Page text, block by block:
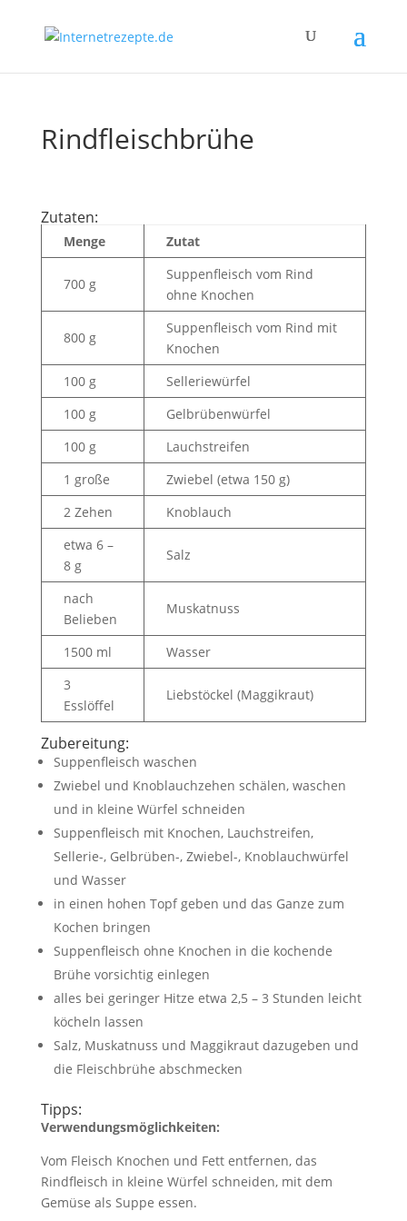
Rindfleischbrühe
Zutaten:
Menge Zutat
700 g
Suppenfleisch vom Rind
ohne Knochen
800 g
Suppenfleisch vom Rind mit
Knochen
100 g
Selleriewürfel
100 g
Gelbrübenwürfel
100 g
Lauchstreifen
1 große
Zwiebel (etwa 150 g)
2 Zehen
Knoblauch
etwa 6 –
8 g
Salz
nach
Belieben
Muskatnuss
1500 ml
Wasser
3
Esslöffel
Liebstöckel (Maggikraut)
Zubereitung:
Suppenfleisch waschen
Zwiebel und Knoblauchzehen schälen, waschen
und in kleine Würfel schneiden
Suppenfleisch mit Knochen, Lauchstreifen,
Sellerie-, Gelbrüben-, Zwiebel-, Knoblauchwürfel
und Wasser
in einen hohen Topf geben und das Ganze zum
Kochen bringen
Suppenfleisch ohne Knochen in die kochende
Brühe vorsichtig einlegen
alles bei geringer Hitze etwa 2,5 – 3 Stunden leicht
köcheln lassen
Salz, Muskatnuss und Maggikraut dazugeben und
die Fleischbrühe abschmecken
Tipps:
Verwendungsmöglichkeiten:
Vom Fleisch Knochen und Fett entfernen, das
Rindfleisch in kleine Würfel schneiden, mit dem
Gemüse als Suppe essen.